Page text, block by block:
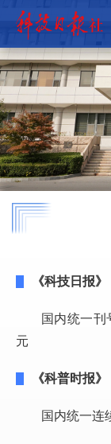
《科技日报》
国内统一
元
《科普时报》
国内统一连